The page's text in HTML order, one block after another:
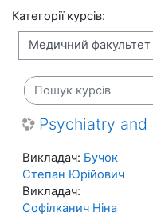
Категорії курсів:
Пошук курсів
Psychiatry
Викладач: Бучок
Степан Юрійович
Викладач:
Софілканич Ніна